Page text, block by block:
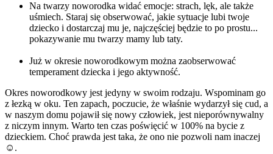
Na twarzy noworodka widać emocje: strach, lęk, ale także
uśmiech. Staraj się obserwować, jakie sytuacje lubi twoje
dziecko i dostarczaj mu je, najczęściej będzie to po prostu...
pokazywanie mu twarzy mamy lub taty.
Już w okresie noworodkowym można zaobserwować
temperament dziecka i jego aktywność.
Okres noworodkowy jest jedyny w swoim rodzaju. Wspominam go
z łezką w oku. Ten zapach, poczucie, że właśnie wydarzył się cud, a
w naszym domu pojawił się nowy człowiek, jest nieporównywalny
z niczym innym. Warto ten czas poświęcić w 100% na bycie z
dzieckiem. Choć prawda jest taka, że ono nie pozwoli nam inaczej
☺.